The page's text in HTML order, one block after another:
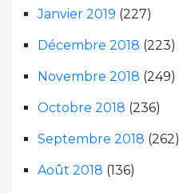
Janvier 2019 (227)
Décembre 2018 (223)
Novembre 2018 (249)
Octobre 2018 (236)
Septembre 2018 (262)
Août 2018 (136)